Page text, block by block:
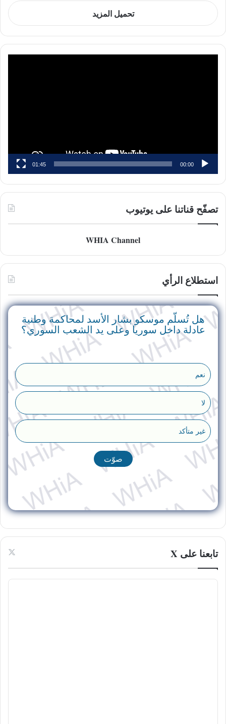
تحميل المزيد
00:00
01:45
تصفّح قناتنا على يوتيوب
WHIA Channel
استطلاع الرأي
هل تُسلّم موسكو بشار الأسد لمحاكمة وطنية
عادلة داخل سوريا وعلى يد الشعب السوري؟
نعم
لا
غير متأكد
تابعنا على X